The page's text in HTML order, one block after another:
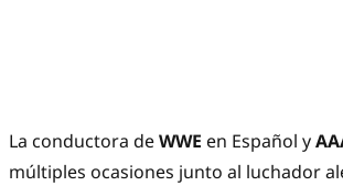
La conductora deWWE en Español y
múltiples ocasiones junto al luchador